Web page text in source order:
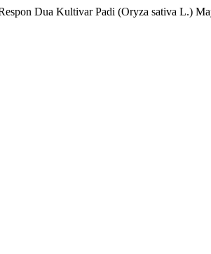
Dua Kultivar Padi (Oryza sativa L.)